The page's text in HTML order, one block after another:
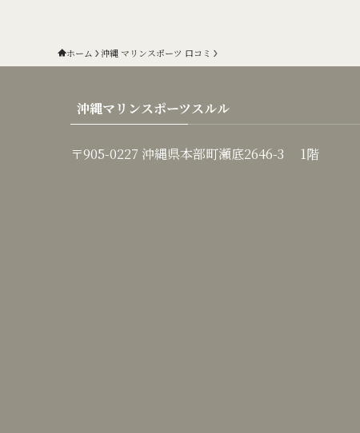
ホーム 沖縄 マリンスポーツ 口コミ
沖縄マリンスポーツスルル
〒905-0227 沖縄県本部町瀬底2646-3 1階